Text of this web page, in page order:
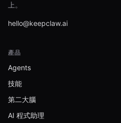
上。
hello@keepclaw.ai
產品
Agents
技能
第二大腦
AI 程式助理